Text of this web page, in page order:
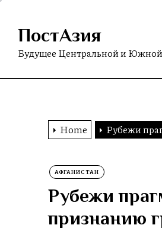
Skip
content
ПостАзия
Будущее Центральной и
Home Рубежи
АФГАНИСТАН
Рубежи
признанию